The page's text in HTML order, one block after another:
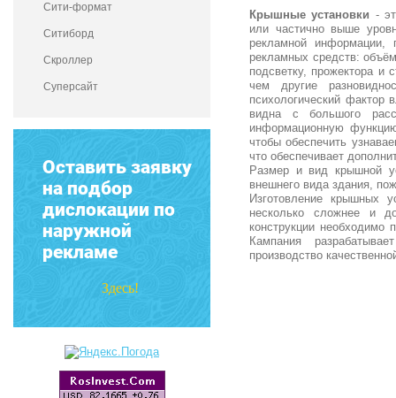
Сити-формат
Ситиборд
Скроллер
Суперсайт
Оставить заявку
на подбор
дислокации по
наружной
рекламе
Здесь!
Крышные установки -
или частично выше
рекламной информации,
рекламных средств:
подсветку, прожектора
чем другие
психологический фактор
видна с большого
информационную
чтобы обеспечить
что обеспечивает
Размер и вид крышной
внешнего вида здания,
Изготовление крышных
несколько сложнее и
конструкции необходимо
Кампания
производство